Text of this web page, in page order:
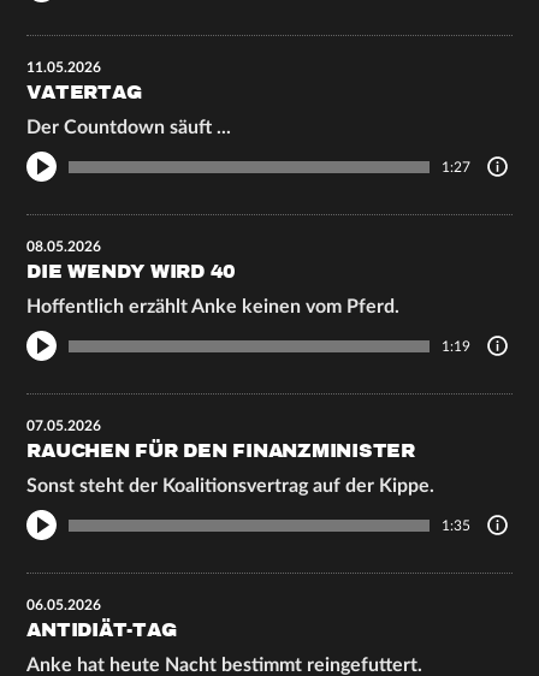
11.05.2026
VATERTAG
Der Countdown säuft ...
1:27
08.05.2026
DIE WENDY WIRD 40
Hoffentlich erzählt Anke keinen vom Pferd.
1:19
07.05.2026
RAUCHEN FÜR DEN FINANZMINISTER
Sonst steht der Koalitionsvertrag auf der Kippe.
1:35
06.05.2026
ANTIDIÄT-TAG
Anke hat heute Nacht bestimmt reingefuttert.